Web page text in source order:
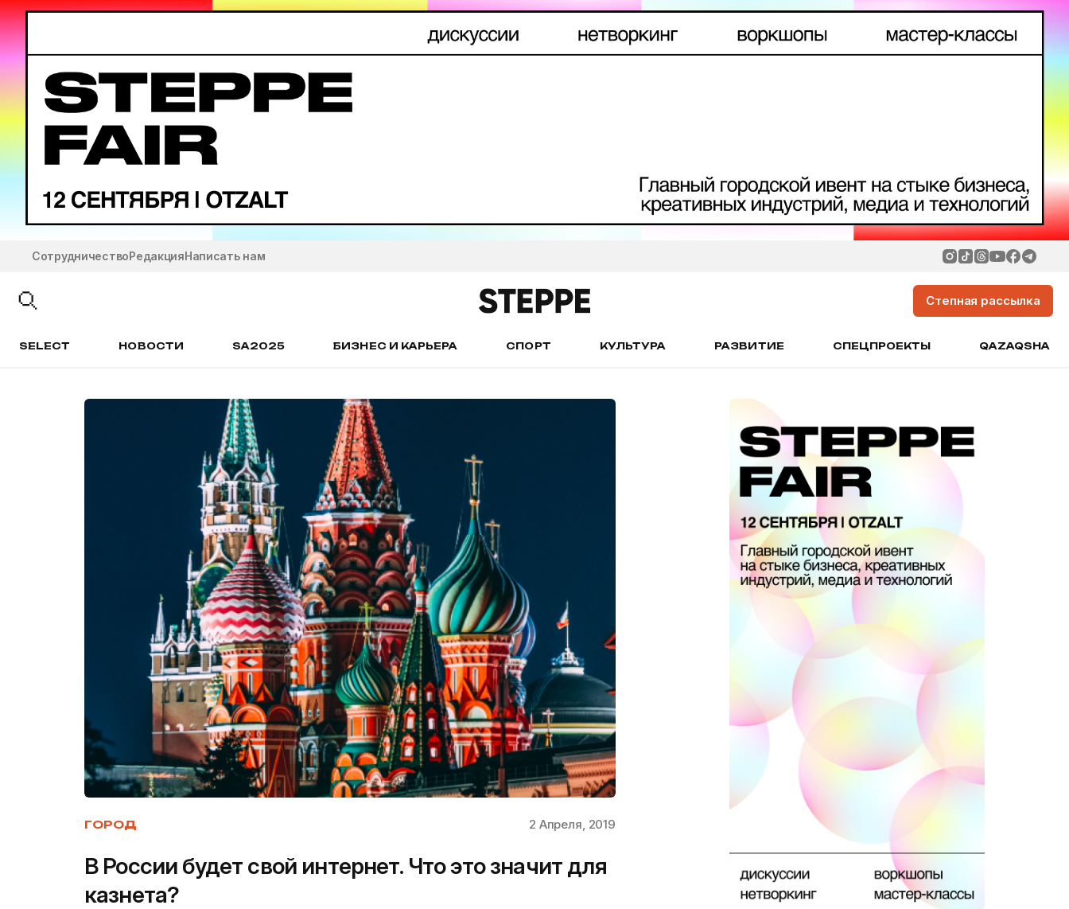
СотрудничествоРедакцияНаписать нам
Степная рассылка
SELECT НОВОСТИ SA2025 БИЗНЕС И КАРЬЕРА СПОРТ КУЛЬТУРА РАЗВИТИЕ СПЕЦПРОЕКТЫ QAZAQSHA
ГОРОД 2 Апреля, 2019
В России будет свой интернет. Что это значит для
казнета?